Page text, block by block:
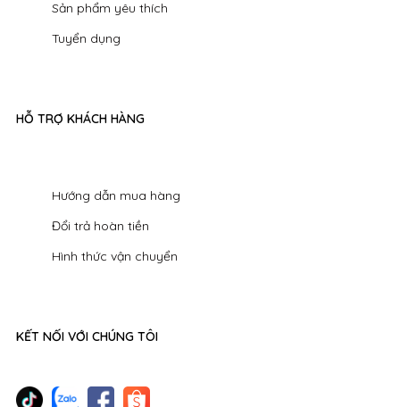
Sản phẩm yêu thích
Tuyển dụng
HỖ TRỢ KHÁCH HÀNG
Hướng dẫn mua hàng
Đổi trả hoàn tiền
Hình thức vận chuyển
KẾT NỐI VỚI CHÚNG TÔI